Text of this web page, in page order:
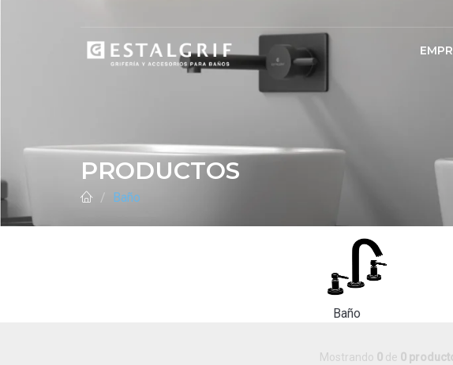
PRODUCTOS
Baño
Baño
Mostrando 0de 0